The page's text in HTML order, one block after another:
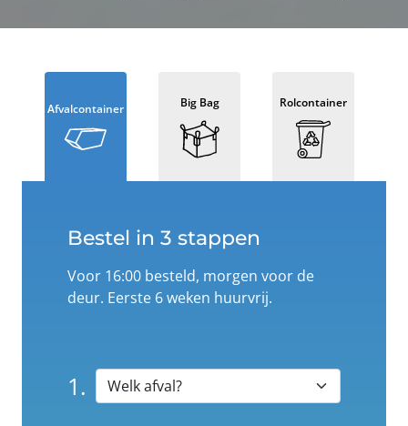
Afvalcontainer Big Bag Rolcontainer
Bestel in 3 stappen
Voor 16:00 besteld, morgen voor de
deur. Eerste 6 weken huurvrij.
1.